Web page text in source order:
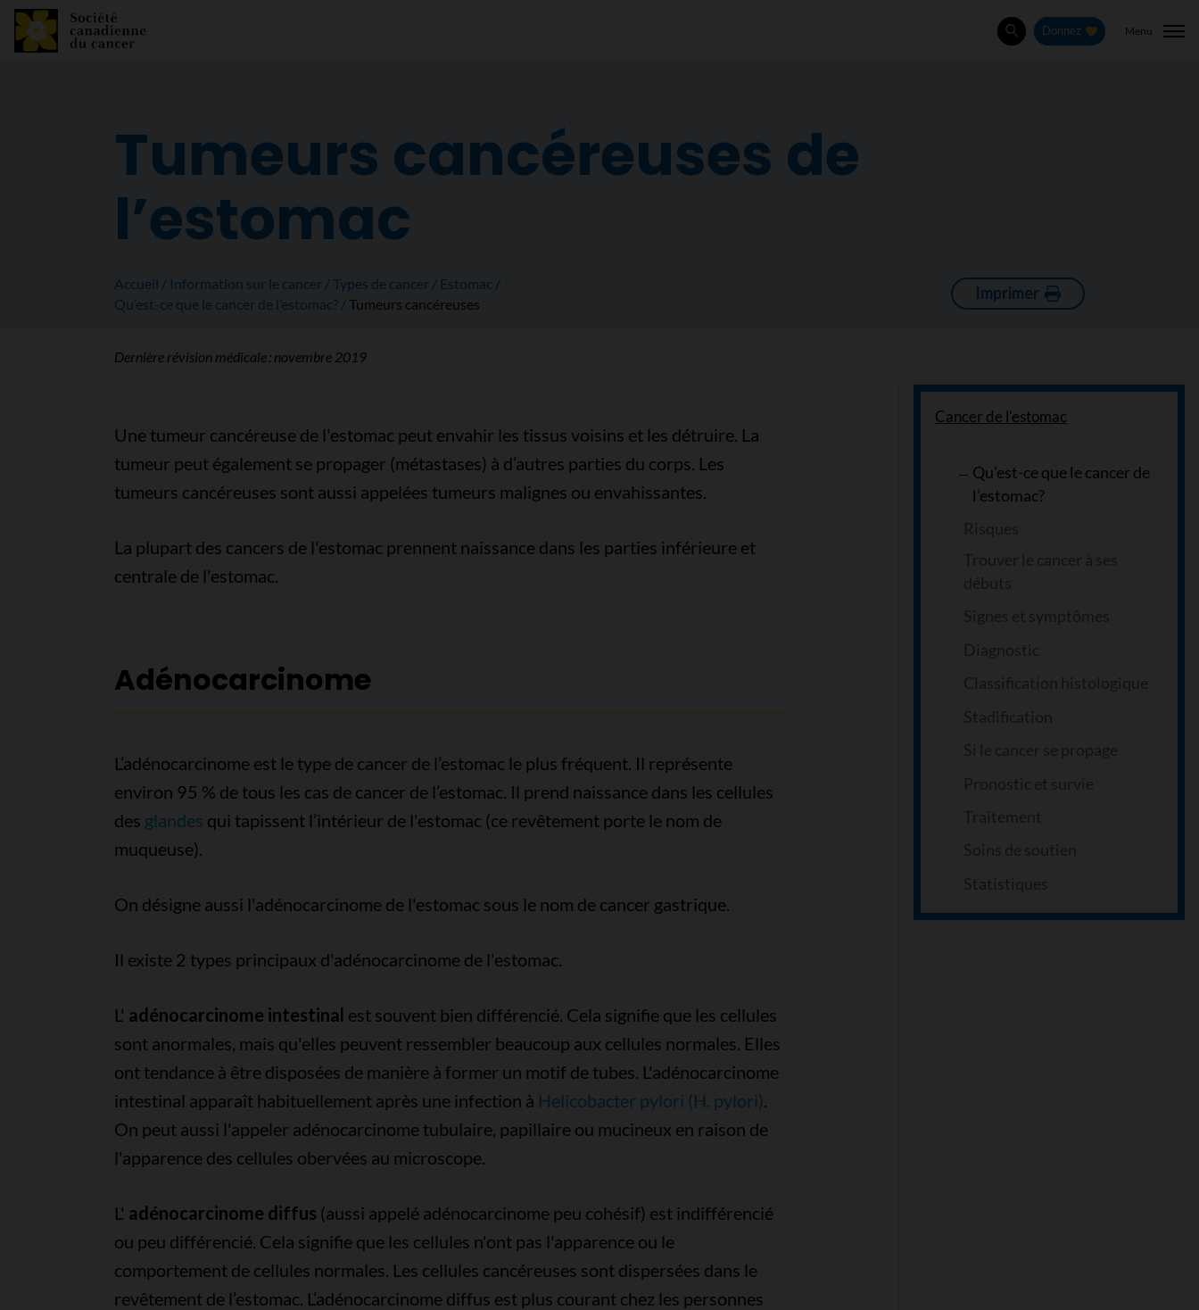
Rechercher
Donnez Menu
Tumeurs cancéreuses de
l’estomac
Accueil Information sur le cancer Types de cancer
Estomac
Qu’est-ce que le cancer de l’estomac?
Tumeurs cancéreuses
Imprimer
Dernière révision médicale : novembre 2019
Cancer de l'estomac
Qu’est-ce que le cancer de
l’estomac?
Une tumeur cancéreuse de l'estomac peut envahir les tissus voisins et les détruire. La
tumeur peut également se propager (métastases) à d’autres parties du corps. Les
tumeurs cancéreuses sont aussi appelées tumeurs malignes ou envahissantes.
La plupart des cancers de l'estomac prennent naissance dans les parties inférieure et
centrale de l'estomac.
Adénocarcinome
L’adénocarcinome est le type de cancer de l’estomac le plus fréquent. Il représente
environ 95 % de tous les cas de cancer de l’estomac. Il prend naissance dans les cellules
des glandes qui tapissent l’intérieur de l'estomac (ce revêtement porte le nom de
muqueuse).
On désigne aussi l'adénocarcinome de l'estomac sous le nom de cancer gastrique.
Il existe 2 types principaux d'adénocarcinome de l'estomac.
L' adénocarcinome intestinal est souvent bien différencié. Cela signifie que les cellules
sont anormales, mais qu'elles peuvent ressembler beaucoup aux cellules normales. Elles
ont tendance à être disposées de manière à former un motif de tubes. L'adénocarcinome
intestinal apparaît habituellement après une infection à Helicobacter pylori (H. pylori).
On peut aussi l'appeler adénocarcinome tubulaire, papillaire ou mucineux en raison de
l'apparence des cellules obervées au microscope.
L' adénocarcinome diffus (aussi appelé adénocarcinome peu cohésif) est indifférencié
ou peu différencié. Cela signifie que les cellules n'ont pas l'apparence ou le
comportement de cellules normales. Les cellules cancéreuses sont dispersées dans le
revêtement de l’estomac. L’adénocarcinome diffus est plus courant chez les personnes